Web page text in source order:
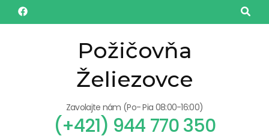
Požičovňa
Želiezovce
Zavolajte nám (Po- Pia 08:00-16:00)
(+421) 944 770 350